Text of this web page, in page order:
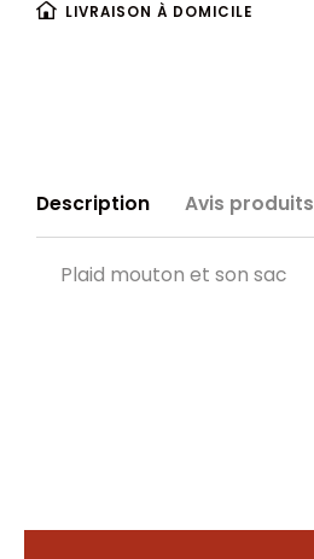
LIVRAISON À DOMICILE
Description Avis produits
Plaid mouton et son sac